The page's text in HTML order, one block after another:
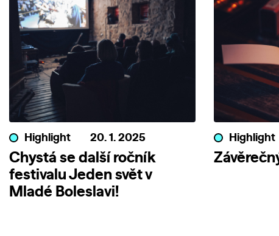
Highlight 20. 1. 2025
Chystá se další ročník
festivalu Jeden svět v
Mladé Boleslavi!
Highlight